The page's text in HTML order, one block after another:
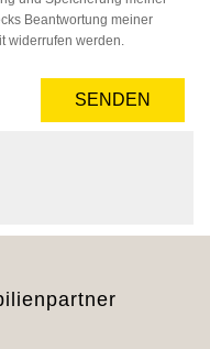
Beantwortung meiner
widerrufen werden.
SENDEN